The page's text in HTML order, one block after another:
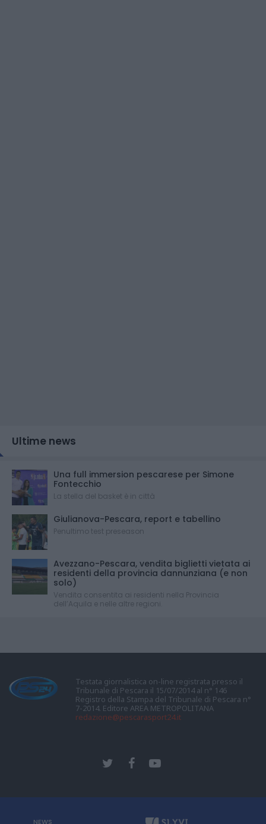
Ultime news
Una full immersion pescarese per Simone
Fontecchio
La stella del basket è in città
Giulianova-Pescara, report e tabellino
Penultimo test preseason
Avezzano-Pescara, vendita biglietti vietata ai
residenti della provincia dannunziana (e non
solo)
Vendita consentita ai residenti nella Provincia
dell’Aquila e nelle altre regioni.
Testata giornalistica on-line registrata presso il
Tribunale di Pescara il 15/07/2014 al n° 146
Registro della Stampa del Tribunale di Pescara n°
7-2014. Editore AREA METROPOLITANA
redazione@pescarasport24.it
NEWS